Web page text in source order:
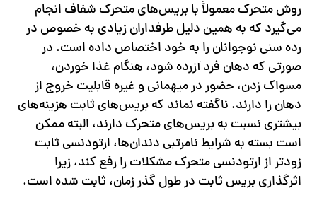
روش متحرک معمولاً با بریس‌های متحرک شفاف انجام
می‌گیرد که به همین دلیل طرفداران زیادی به خصوص در
رده سنی نوجوانان را به خود اختصاص داده است. در
صورتی که دهان فرد آزرده شود، هنگام غذا خوردن،
مسواک زدن، حضور در میهمانی و غیره قابلیت خروج از
دهان را دارند. ناگفته نماند که بریس‌های ثابت هزینه‌های
بیشتری نسبت به بریس‌های متحرک دارند، البته ممکن
است بسته به شرایط نامرتبی دندان‌ها، ارتودنسی ثابت
زودتر از ارتودنسی متحرک مشکلات را رفع کند، زیرا
اثرگذاری بریس ثابت در طول گذر زمان، ثابت شده است.